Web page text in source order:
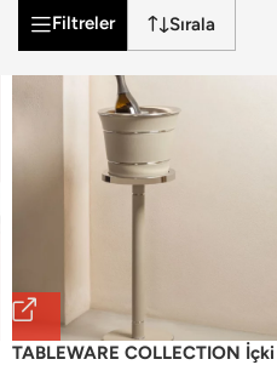
Filtreler
TABLEWARE COLLECTION İçki